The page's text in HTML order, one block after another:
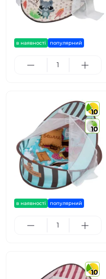
в наявності популярний
10
10
в наявності популярний
10